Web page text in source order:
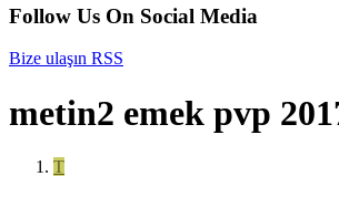
Follow Us On Social Media
Bize ulaşın RSS
metin2 emek pvp
T